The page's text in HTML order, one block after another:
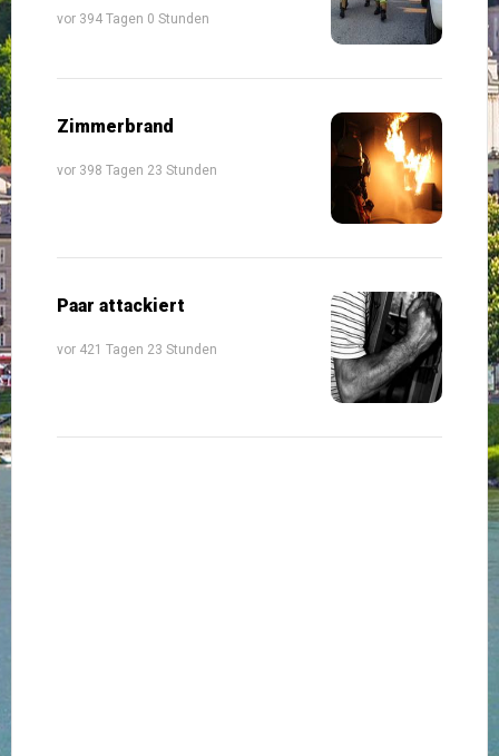
vor 394 Tagen 0 Stunden
Zimmerbrand
vor 398 Tagen 23 Stunden
Paar attackiert
vor 421 Tagen 23 Stunden